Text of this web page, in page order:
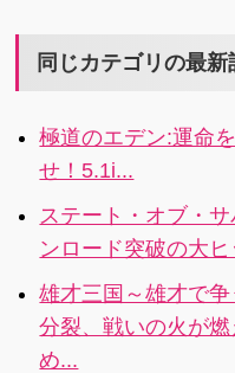
で、突然“チ
とになるア
タ。 美女たち
に翻弄されな
がら事件に
み、最愛の
性を救い出
ことができる
のか！？4.1i
同じカテゴリの最新
極道のエデン:運命
せ！5.1i...
ステート・オブ・
ンロード突破の大
雄才三国～雄才で
分裂、戦いの火が
め...